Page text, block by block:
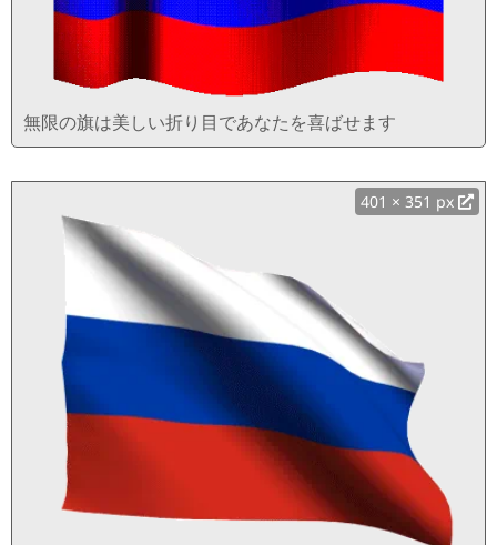
無限の旗は美しい折り目であなたを喜ばせます
401 × 351 px